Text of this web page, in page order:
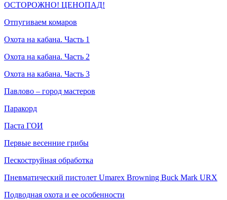
ОСТОРОЖНО! ЦЕНОПАД!
Отпугиваем комаров
Охота на кабана. Часть 1
Охота на кабана. Часть 2
Охота на кабана. Часть 3
Павлово – город мастеров
Паракорд
Паста ГОИ
Первые весенние грибы
Пескоструйная обработка
Пневматический пистолет Umarex Browning Buck Mark URX
Подводная охота и ее особенности